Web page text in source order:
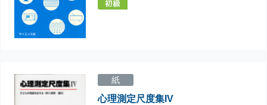
紙
心理測定尺度集IV